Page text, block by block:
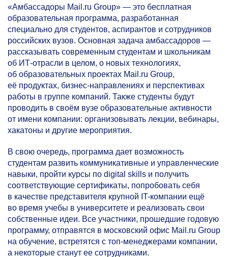
«Амбассадоры Mail.ru Group» — это бесплатная
образовательная программа, разработанная
специально для студентов, аспирантов и сотрудников
российских вузов. Основная задача амбассадоров —
рассказывать современным студентам и школьникам
об ИТ-отрасли в целом, о новых технологиях,
об образовательных проектах Mail.ru Group,
её продуктах, бизнес-направлениях и перспективах
работы в группе компаний. Также студенты будут
проводить в своём вузе образовательные активности
от имени компании: организовывать лекции, вебинары,
хакатоны и другие мероприятия.
В свою очередь, программа дает возможность
студентам развить коммуникативные и управленческие
навыки, пройти курсы по digital skills и получить
соответствующие сертификаты, попробовать себя
в качестве представителя крупной IT-компании ещё
во время учебы в университете и реализовать свои
собственные идеи. Все участники, прошедшие годовую
программу, отправятся в московский офис Mail.ru Group
на обучение, встретятся с топ-менеджерами компании,
а некоторые станут ее сотрудниками.